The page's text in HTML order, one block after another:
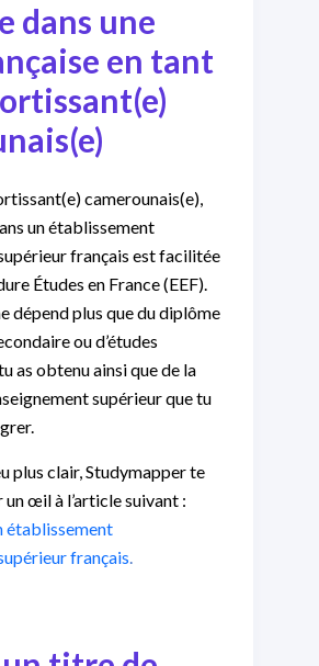
dans une
en tant
camerounais(e),
un établissement
français est facilitée
Études en France (EEF).
dépend plus que du diplôme
ou d’études
as obtenu ainsi que de la
supérieur que tu
plus clair, Studymapper te
œil à l’article suivant :
établissement
français.